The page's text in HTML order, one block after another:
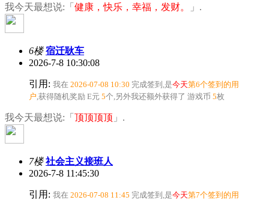
我今天最想说:「 健康，快乐，幸福，发财。 」.
6楼 宿迁耿车
2026-7-8 10:30:08
引用: 我在 2026-07-08 10:30 完成签到,是今天第6个签到的用
户 ,获得随机奖励 E元 5个 ,另外我还额外获得了 游戏币 5枚
我今天最想说:「 顶顶顶顶 」.
7楼 社会主义接班人
2026-7-8 11:45:30
引用: 我在 2026-07-08 11:45 完成签到,是今天第7个签到的用